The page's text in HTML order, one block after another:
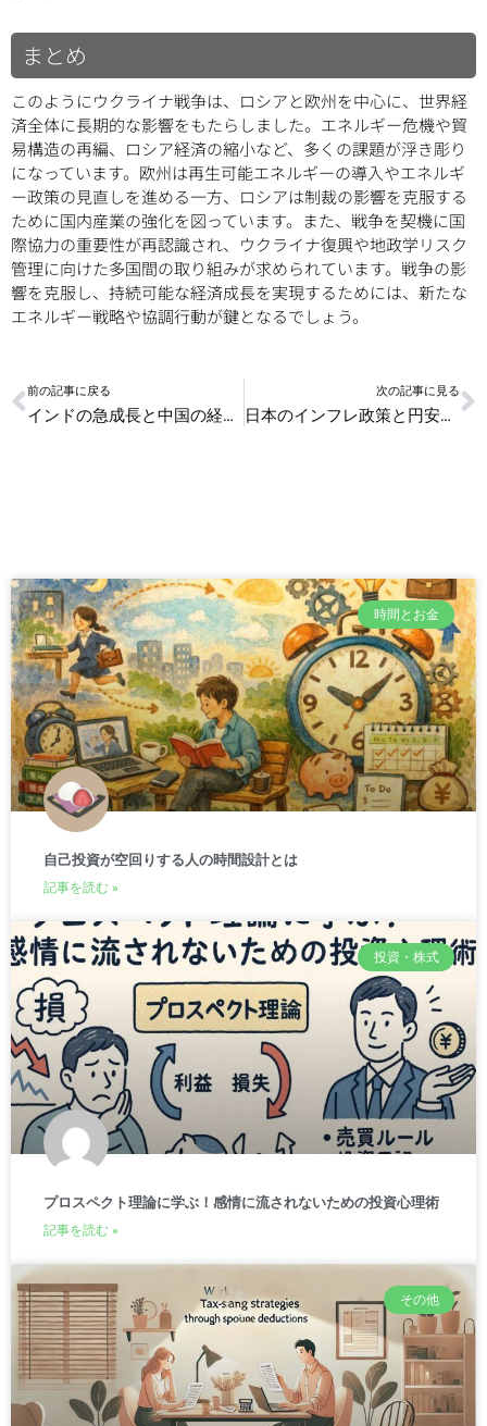
まとめ
このようにウクライナ戦争は、ロシアと欧州を中心に、世界経
済全体に長期的な影響をもたらしました。エネルギー危機や貿
易構造の再編、ロシア経済の縮小など、多くの課題が浮き彫り
になっています。欧州は再生可能エネルギーの導入やエネルギ
ー政策の見直しを進める一方、ロシアは制裁の影響を克服する
ために国内産業の強化を図っています。また、戦争を契機に国
際協力の重要性が再認識され、ウクライナ復興や地政学リスク
管理に向けた多国間の取り組みが求められています。戦争の影
響を克服し、持続可能な経済成長を実現するためには、新たな
エネルギー戦略や協調行動が鍵となるでしょう。
Prev
前の記事に戻る
インドの急成長と中国の経済減速がアジアと世界経済に与える影響
次の記事に見る
日本のインフレ政策と円安がアジア市場に及ぼす波紋
時間とお金
自己投資が空回りする人の時間設計とは
記事を読む »
投資・株式
プロスペクト理論に学ぶ！感情に流されないための投資心理術
記事を読む »
その他